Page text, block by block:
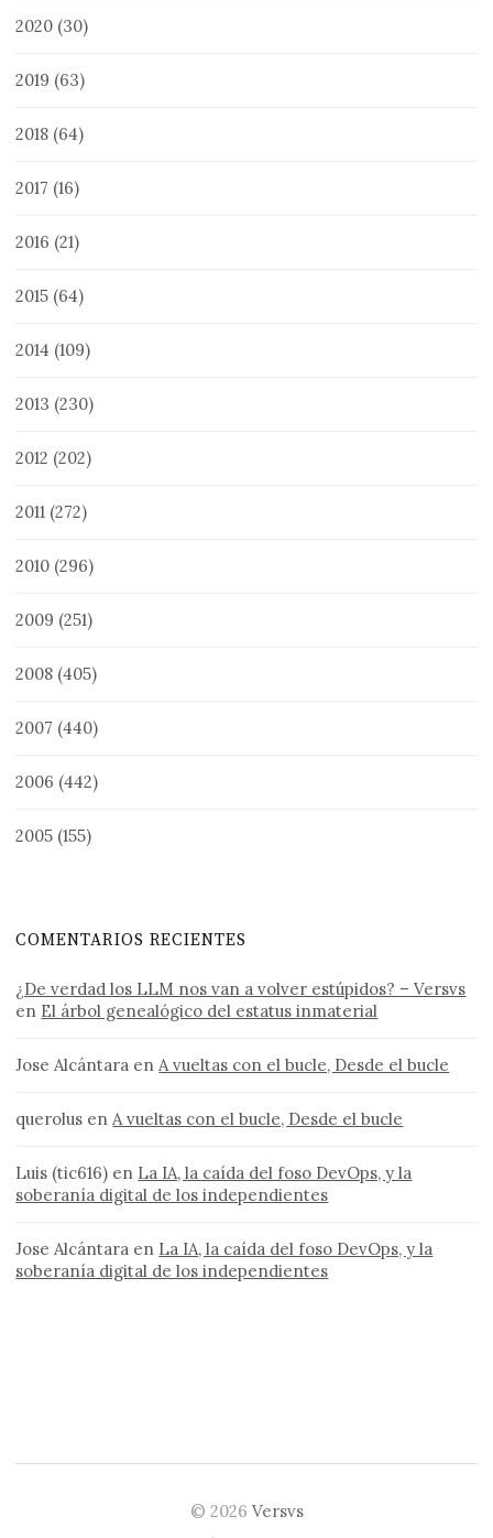
2020 (30)
2019 (63)
2018 (64)
2017 (16)
2016 (21)
2015 (64)
2014 (109)
2013 (230)
2012 (202)
2011 (272)
2010 (296)
2009 (251)
2008 (405)
2007 (440)
2006 (442)
2005 (155)
COMENTARIOS RECIENTES
¿De verdad los LLM nos van a volver estúpidos? – Versvs
en El árbol genealógico del estatus inmaterial
Jose Alcántara en A vueltas con el bucle, Desde el bucle
querolus en A vueltas con el bucle, Desde el bucle
Luis (tic616) en La IA, la caída del foso DevOps, y la
soberanía digital de los independientes
Jose Alcántara en La IA, la caída del foso DevOps, y la
soberanía digital de los independientes
© 2026 Versvs